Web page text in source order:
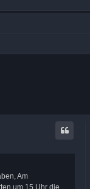
Am
um 15 Uhr die